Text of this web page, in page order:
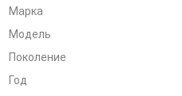
Марка
Модель
Поколение
Год